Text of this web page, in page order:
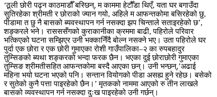
‘ठूली छोरी पढ्न काठमाडौँ बस्छिन्, म काममा हेटौँडा थिएँ, यता घर बगाउँदा
सुतिरहेका श्रीमती र छोराको ज्यान गयो, अहिले म आफन्तकोमा बसिरहेको छु,
पीडामा त छु नै बासको ब्यवस्थापन गर्न नसक्दा झप चिन्ताले सताइरहेको छ’,
शङ्करले भने। रासससँगको कुराकानीका क्रममा बाढी, पहिरोले परिवार
भत्किएको घटना सम्झिएर उनी भक्कानिँदै बोल्न नसक्ने भए। उता पहिरोले घर
पुर्दा एक छोरा र एक छोरी गुमाएका रोशी गाउँपालिका–२ का रुपबहादुर
तुम्सिङको ब्यथा शङ्करको भन्दा फरक छैन। भएका दुई छोराछोरी गुमाएका
तुम्सिङ श्रीमतीसहित आफन्तकोमा बस्दै आएका छन्। उनी भन्छन्,’अढाई
महिना भयो घटना भएको पनि। सन्तान वियोगको पीडा असह्य हुने रहेछ। बसेको
र सुतेको कुनै पत्ता पाइरहेको छैन।’ मृतकको नाममा आएको रु तीन लाखले
बासको व्यवस्थापन गर्न नसक्दा दुःख पाइरहेको उनी गर्छन्।